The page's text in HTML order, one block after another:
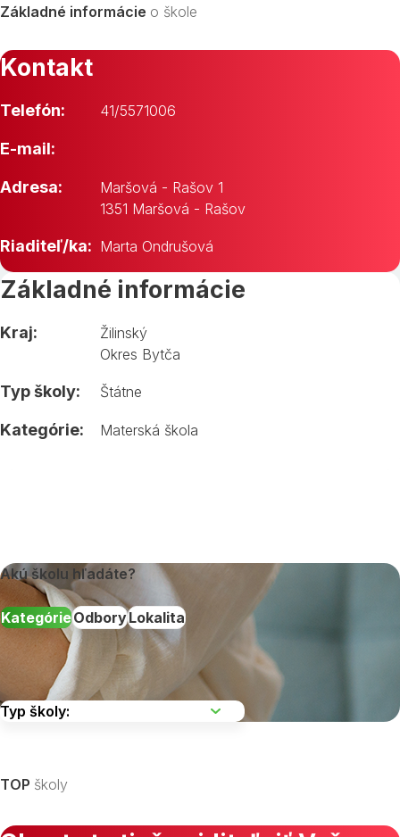
Základné informácie o škole
Kontakt
Telefón: 41/5571006
E-mail:
Adresa:
Maršová - Rašov 1
1351 Maršová - Rašov
Riaditeľ/ka: Marta Ondrušová
Základné informácie
Kraj:
Žilinský
Okres Bytča
Typ školy: Štátne
Kategórie: Materská škola
Akú školu hľadáte?
KategórieOdboryLokalita
TOP školy